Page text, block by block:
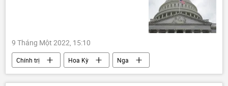
9 Tháng Một 2022, 15:10
Chính trị Hoa Kỳ
Nga
Syria
Iran Cuba
Ukraina